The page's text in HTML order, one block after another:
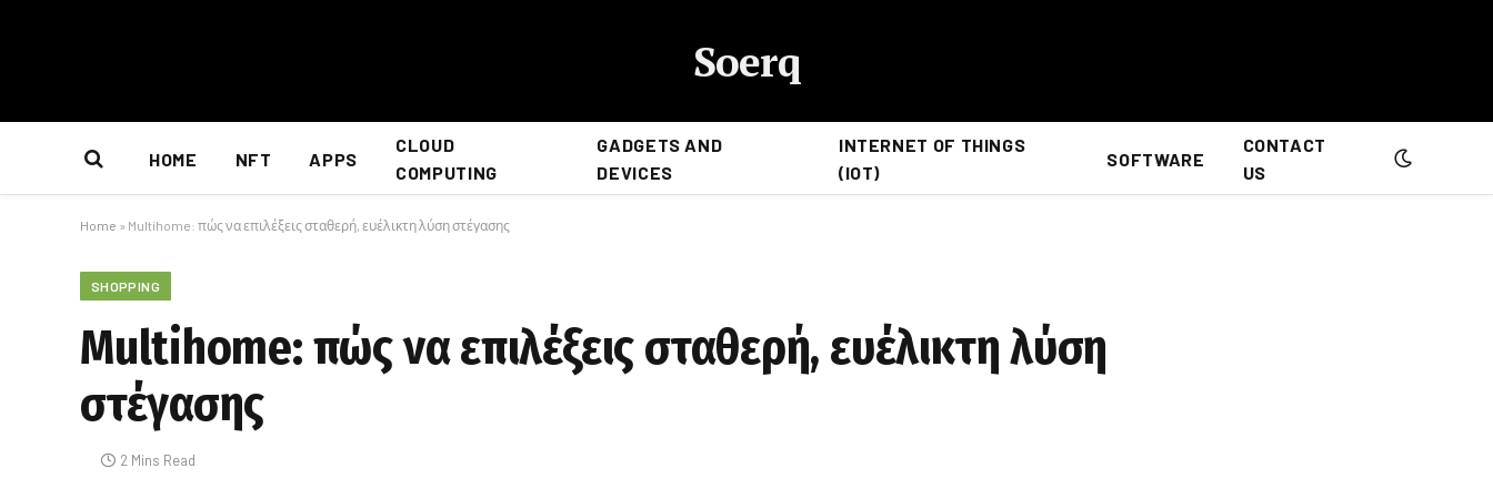
Soerq
HOME NFT APPS
CLOUD
COMPUTING
GADGETS AND
DEVICES
INTERNET OF THINGS
(IOT)
SOFTWARE
CONTACT
US
Home » Multihome: πώς να επιλέξεις σταθερή, ευέλικτη λύση στέγασης
SHOPPING
Multihome: πώς να επιλέξεις σταθερή, ευέλικτη λύση
στέγασης
2 Mins Read